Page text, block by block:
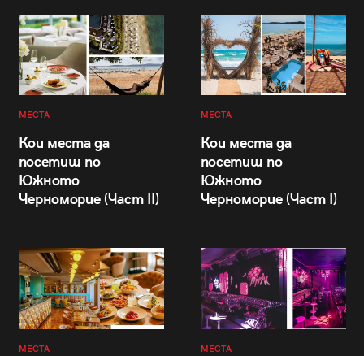
МЕСТА
Кои места да
посетиш по
Южното
Черноморие (Част II)
МЕСТА
Кои места да
посетиш по
Южното
Черноморие (Част I)
МЕСТА МЕСТА